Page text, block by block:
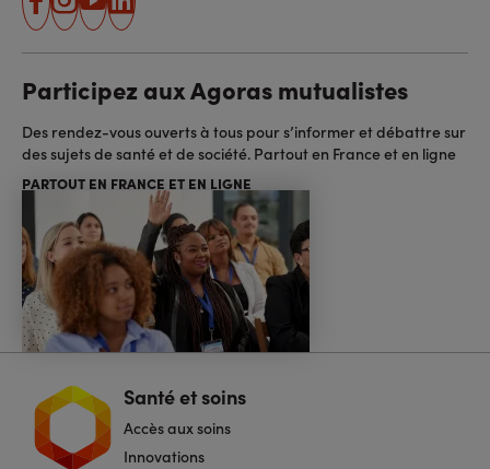
facebook
instagram
youtube
linkedin
Participez aux Agoras mutualistes
Des rendez-vous ouverts à tous pour s’informer et débattre sur
des sujets de santé et de société. Partout en France et en ligne
PARTOUT EN FRANCE ET EN LIGNE
Navigation
de
page
Santé et soins
Accès aux soins
Innovations